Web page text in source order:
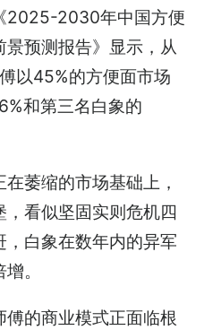
2025-2030年中国方便
预测报告》显示，从
以45%的方便面市场
和第三名白象的
萎缩的市场基础上，
看似坚固实则危机四
白象在数年内的异军
。
的商业模式正面临根